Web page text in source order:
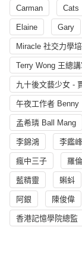
Carman Cats
Elaine Gary
Miracle 社交力學
Terry Wong 王總
九十後文藝少女 -
午夜工作者 Benny
孟希璘 Ball Mang
李錦鴻 李鑑峰
瘋中三子 羅
藍精靈 蝌蚪
阿銀 陳俊偉
香港記憶學院總監